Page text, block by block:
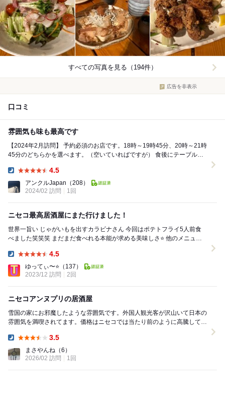
すべての写真を見る（194件）
広告を非表示
口コミ
雰囲気も味も最高です
【2024年2月訪問】 予約必須のお店です。18時～19時45分、20時～21時
45分のどちらかを選べます。（空いていればですが） 食後にテーブルに
4.5
アンクルJapan （208）
2024/02 訪問
1回
ニセコ最高居酒屋にまた行けました！
世界一旨い じゃがいもを出すカラビナさん ￼今回はポテトフライ5人前食
べました笑笑笑 まだまだ食べれる本能が求める美味しさ⭐️ 他のメニュー
4.5
ゆってぃ〜⭐️ （137）
2023/12 訪問
2回
ニセコアンヌプリの居酒屋
雪国の家にお邪魔したような雰囲気です。外国人観光客が沢山いて日本の
雰囲気を満喫されてます。価格はニセコでは当たり前のように高騰してい
3.5
まさやんね （6）
2026/02 訪問
1回